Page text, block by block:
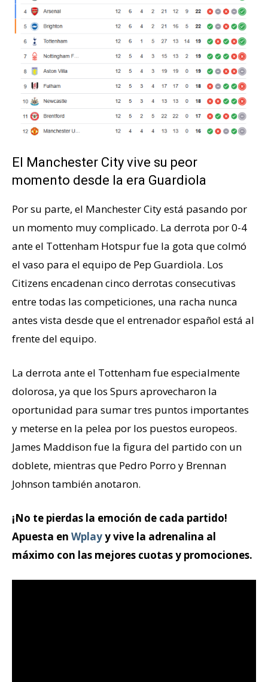
El Manchester City vive su peor
momento desde la era Guardiola
Por su parte, el Manchester City está pasando por
un momento muy complicado. La derrota por 0-4
ante el Tottenham Hotspur fue la gota que colmó
el vaso para el equipo de Pep Guardiola. Los
Citizens encadenan cinco derrotas consecutivas
entre todas las competiciones, una racha nunca
antes vista desde que el entrenador español está al
frente del equipo.
La derrota ante el Tottenham fue especialmente
dolorosa, ya que los Spurs aprovecharon la
oportunidad para sumar tres puntos importantes
y meterse en la pelea por los puestos europeos.
James Maddison fue la figura del partido con un
doblete, mientras que Pedro Porro y Brennan
Johnson también anotaron.
¡No te pierdas la emoción de cada partido!
Apuesta en Wplayy vive la adrenalina al
máximo con las mejores cuotas y promociones.